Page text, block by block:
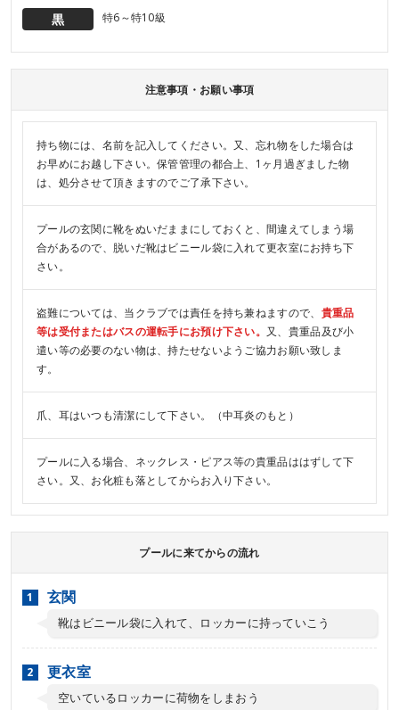
黒 特6～特10級
注意事項・お願い事項
持ち物には、名前を記入してください。又、忘れ物をした場合は
お早めにお越し下さい。保管管理の都合上、1ヶ月過ぎました物
は、処分させて頂きますのでご了承下さい。
プールの玄関に靴をぬいだままにしておくと、間違えてしまう場
合があるので、脱いだ靴はビニール袋に入れて更衣室にお持ち下
さい。
盗難については、当クラブでは責任を持ち兼ねますので、 貴重品
等は受付またはバスの運転手にお預け下さい。 又、貴重品及び小
遣い等の必要のない物は、持たせないようご協力お願い致しま
す。
爪、耳はいつも清潔にして下さい。（中耳炎のもと）
プールに入る場合、ネックレス・ピアス等の貴重品ははずして下
さい。又、お化粧も落としてからお入り下さい。
プールに来てからの流れ
玄関
靴はビニール袋に入れて、ロッカーに持っていこう
更衣室
空いているロッカーに荷物をしまおう